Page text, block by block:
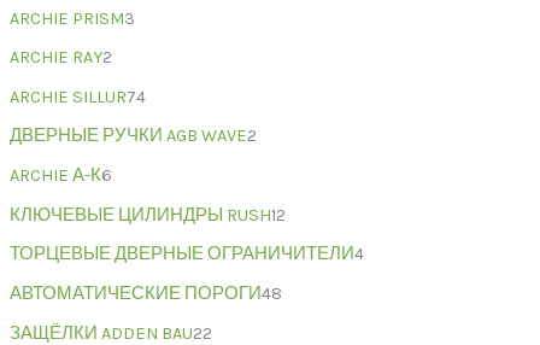
ARCHIE PRISM3
ARCHIE RAY2
ARCHIE SILLUR74
ДВЕРНЫЕ РУЧКИ AGB WAVE2
ARCHIE А-К6
КЛЮЧЕВЫЕ ЦИЛИНДРЫ RUSH12
ТОРЦЕВЫЕ ДВЕРНЫЕ ОГРАНИЧИТЕЛИ4
АВТОМАТИЧЕСКИЕ ПОРОГИ48
ЗАЩЁЛКИ ADDEN BAU22